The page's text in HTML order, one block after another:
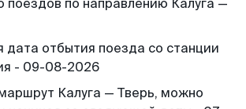
поездов по направлению Калуга —
отбытия поезда со станции
- 09-08-2026
Калуга — Тверь, можно